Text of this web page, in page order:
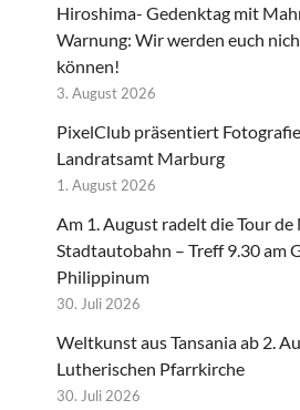
Hiroshima- Gedenktag mit
Warnung: Wir werden euch
können!
3. August 2026
PixelClub präsentiert
Landratsamt Marburg
1. August 2026
Am 1. August radelt die Tour
Stadtautobahn – Treff 9.30 am
Philippinum
30. Juli 2026
Weltkunst aus Tansania ab 2.
Lutherischen Pfarrkirche
30. Juli 2026